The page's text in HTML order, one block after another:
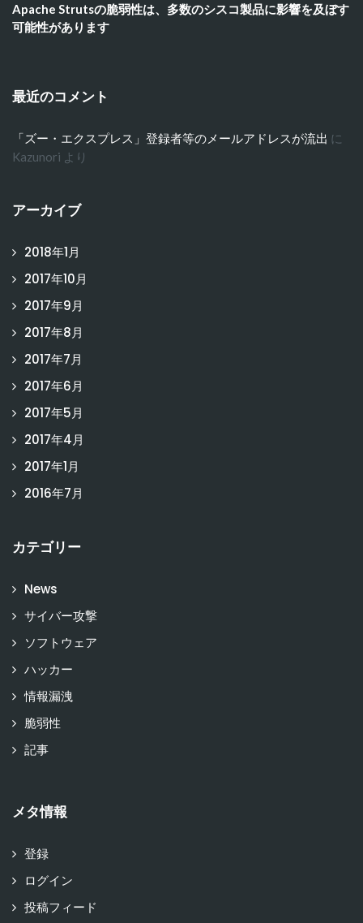
Apache Strutsの脆弱性は、多数のシスコ製品に影響を及ぼす
可能性があります
最近のコメント
「ズー・エクスプレス」登録者等のメールアドレスが流出 に
Kazunori より
アーカイブ
2018年1月
2017年10月
2017年9月
2017年8月
2017年7月
2017年6月
2017年5月
2017年4月
2017年1月
2016年7月
カテゴリー
News
サイバー攻撃
ソフトウェア
ハッカー
情報漏洩
脆弱性
記事
メタ情報
登録
ログイン
投稿フィード